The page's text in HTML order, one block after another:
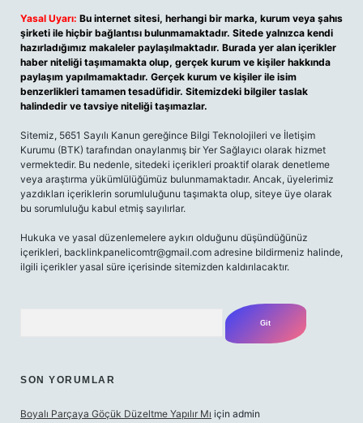
Yasal Uyarı: Bu internet sitesi, herhangi bir marka, kurum veya şahıs
şirketi ile hiçbir bağlantısı bulunmamaktadır. Sitede yalnızca kendi
hazırladığımız makaleler paylaşılmaktadır. Burada yer alan içerikler
haber niteliği taşımamakta olup, gerçek kurum ve kişiler hakkında
paylaşım yapılmamaktadır. Gerçek kurum ve kişiler ile isim
benzerlikleri tamamen tesadüfidir. Sitemizdeki bilgiler taslak
halindedir ve tavsiye niteliği taşımazlar.
Sitemiz, 5651 Sayılı Kanun gereğince Bilgi Teknolojileri ve İletişim
Kurumu (BTK) tarafından onaylanmış bir Yer Sağlayıcı olarak hizmet
vermektedir. Bu nedenle, sitedeki içerikleri proaktif olarak denetleme
veya araştırma yükümlülüğümüz bulunmamaktadır. Ancak, üyelerimiz
yazdıkları içeriklerin sorumluluğunu taşımakta olup, siteye üye olarak
bu sorumluluğu kabul etmiş sayılırlar.
Hukuka ve yasal düzenlemelere aykırı olduğunu düşündüğünüz
içerikleri, backlinkpanelicomtr@gmail.com adresine bildirmeniz halinde,
ilgili içerikler yasal süre içerisinde sitemizden kaldırılacaktır.
SON YORUMLAR
Boyalı Parçaya Göçük Düzeltme Yapılır Mı için admin